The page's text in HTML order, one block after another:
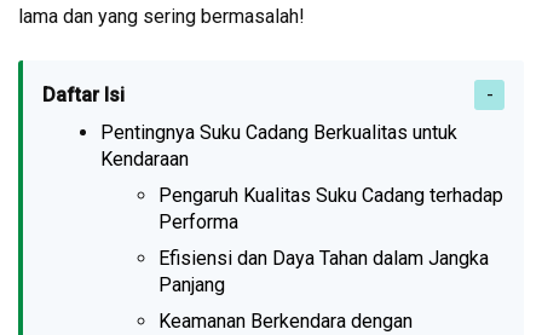
lama dan yang sering bermasalah!
Daftar Isi
Pentingnya Suku Cadang Berkualitas untuk
Kendaraan
Pengaruh Kualitas Suku Cadang terhadap
Performa
Efisiensi dan Daya Tahan dalam Jangka
Panjang
Keamanan Berkendara dengan